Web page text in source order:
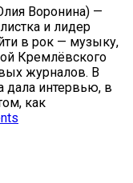
Воронина) —
и лидер
в рок — музыку,
Кремлёвского
журналов. В
дала интервью, в
как